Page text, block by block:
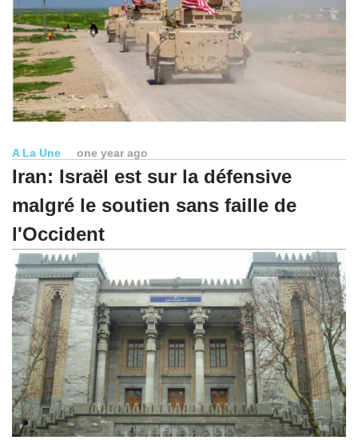
A La Une one year ago
Iran: Israël est sur la défensive
malgré le soutien sans faille de
l'Occident